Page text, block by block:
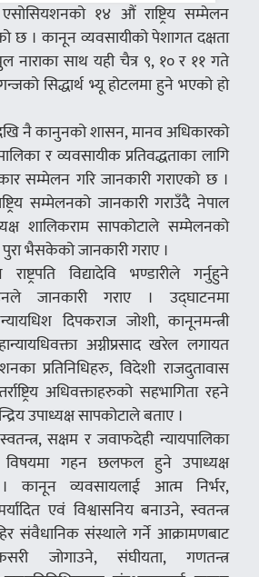
१४ औं राष्ट्रिय सम्मेलन
छ । कानून व्यवसायीको पेशागत दक्षता
नाराका साथ यही चैत्र ९, १० र ११ गते
सिद्धार्थ भ्यू होटलमा हुने भएको हो
नै कानुनको शासन, मानव अधिकारको
र व्यवसायीक प्रतिवद्धताका लागि
सम्मेलन गरि जानकारी गराएको छ ।
सम्मेलनको जानकारी गराउँदै नेपाल
शालिकराम सापकोटाले सम्मेलनको
भैसकेको जानकारी गराए ।
विद्यादेवि भण्डारीले गर्नुहुने
जानकारी गराए । उद्घाटनमा
दिपकराज जोशी, कानूनमन्त्री
अग्नीप्रसाद खरेल लगायत
प्रतिनिधिहरु, विदेशी राजदुतावास
अधिवक्ताहरुको सहभागिता रहने
उपाध्यक्ष सापकोटाले बताए ।
सक्षम र जवाफदेही न्यायपालिका
गहन छलफल हुने उपाध्यक्ष
कानून व्यवसायलाई आत्म निर्भर,
एवं विश्वासनिय बनाउने, स्वतन्त्र
संवैधानिक संस्थाले गर्ने आक्रामणबाट
जोगाउने, संघीयता, गणतन्त्र